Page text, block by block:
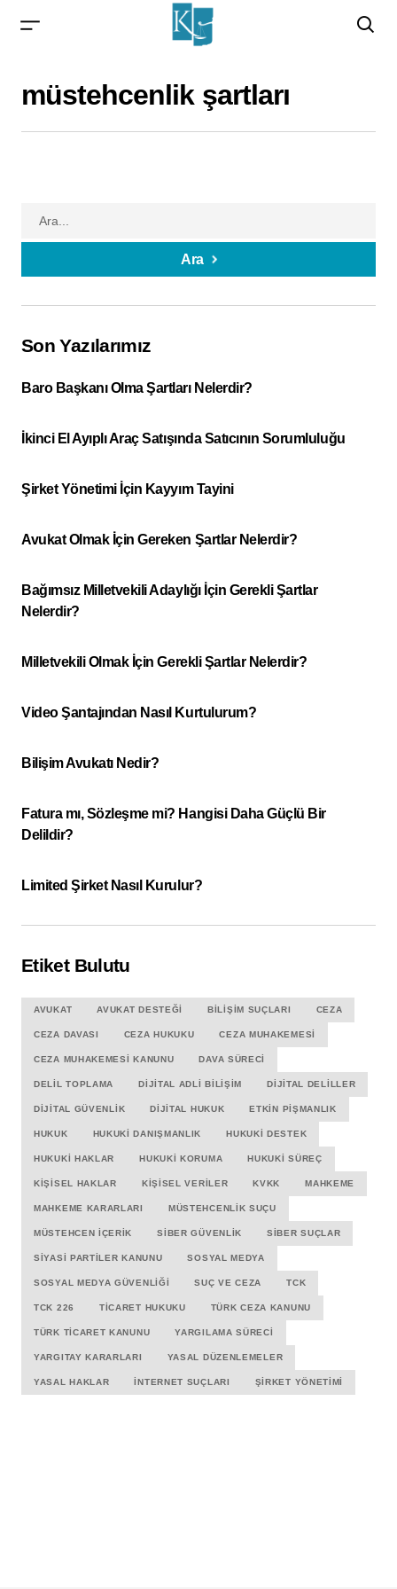
müstehcenlik şartları
Ara
Son Yazılarımız
Baro Başkanı Olma Şartları Nelerdir?
İkinci El Ayıplı Araç Satışında Satıcının Sorumluluğu
Şirket Yönetimi İçin Kayyım Tayini
Avukat Olmak İçin Gereken Şartlar Nelerdir?
Bağımsız Milletvekili Adaylığı İçin Gerekli Şartlar
Nelerdir?
Milletvekili Olmak İçin Gerekli Şartlar Nelerdir?
Video Şantajından Nasıl Kurtulurum?
Bilişim Avukatı Nedir?
Fatura mı, Sözleşme mi? Hangisi Daha Güçlü Bir
Delildir?
Limited Şirket Nasıl Kurulur?
Etiket Bulutu
AVUKAT AVUKAT DESTEĞI BILIŞIM SUÇLARI CEZA
CEZA DAVASI CEZA HUKUKU CEZA MUHAKEMESI
CEZA MUHAKEMESI KANUNU DAVA SÜRECI
DELIL TOPLAMA DIJITAL ADLI BILIŞIM DIJITAL DELILLER
DIJITAL GÜVENLIK DIJITAL HUKUK ETKIN PIŞMANLIK
HUKUK HUKUKI DANIŞMANLIK HUKUKI DESTEK
HUKUKI HAKLAR HUKUKI KORUMA HUKUKI SÜREÇ
KIŞISEL HAKLAR KIŞISEL VERILER KVKK MAHKEME
MAHKEME KARARLARI MÜSTEHCENLIK SUÇU
MÜSTEHCEN İÇERIK SIBER GÜVENLIK SIBER SUÇLAR
SIYASI PARTILER KANUNU SOSYAL MEDYA
SOSYAL MEDYA GÜVENLIĞI SUÇ VE CEZA TCK
TCK 226 TICARET HUKUKU TÜRK CEZA KANUNU
TÜRK TICARET KANUNU YARGILAMA SÜRECI
YARGITAY KARARLARI YASAL DÜZENLEMELER
YASAL HAKLAR İNTERNET SUÇLARI ŞIRKET YÖNETIMI